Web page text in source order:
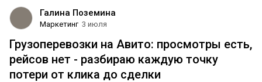
Галина Поземина
Маркетинг 3 июля
Грузоперевозки на Авито: просмотры есть,
рейсов нет - разбираю каждую точку
потери от клика до сделки